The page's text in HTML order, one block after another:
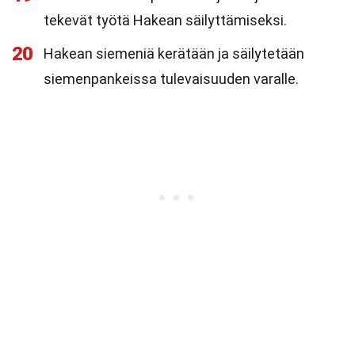
tekevät työtä Hakean säilyttämiseksi.
20
Hakean siemeniä kerätään ja säilytetään
siemenpankeissa tulevaisuuden varalle.